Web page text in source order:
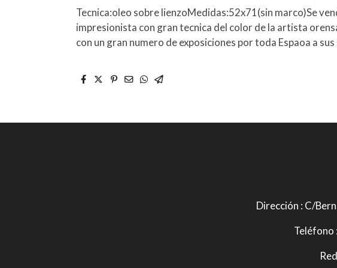
Tecnica:oleo sobre lienzoMedidas:52x71(sin marco)Se
impresionista con gran tecnica del color de la artista
con un gran numero de exposiciones por toda Espaoa a sus
Dirección : C/
Teléfono :